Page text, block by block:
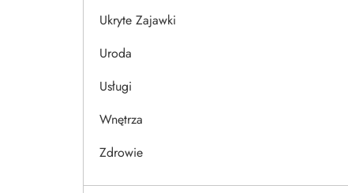
Ukryte Zajawki
Uroda
Usługi
Wnętrza
Zdrowie